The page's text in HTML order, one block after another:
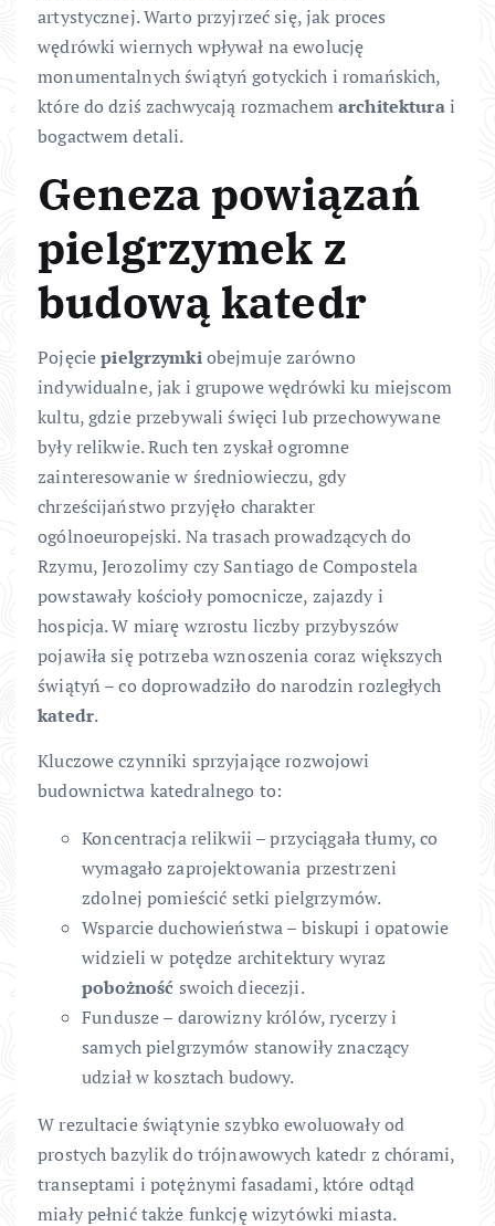
artystycznej. Warto przyjrzeć się, jak proces
wędrówki wiernych wpływał na ewolucję
monumentalnych świątyń gotyckich i romańskich,
które do dziś zachwycają rozmachemarchitekturai
bogactwem detali.
Geneza powiązań
pielgrzymek z
budową katedr
Pojęciepielgrzymkiobejmuje zarówno
indywidualne, jak i grupowe wędrówki ku miejscom
kultu, gdzie przebywali święci lub przechowywane
były relikwie. Ruch ten zyskał ogromne
zainteresowanie w średniowieczu, gdy
chrześcijaństwo przyjęło charakter
ogólnoeuropejski. Na trasach prowadzących do
Rzymu, Jerozolimy czy Santiago de Compostela
powstawały kościoły pomocnicze, zajazdy i
hospicja. W miarę wzrostu liczby przybyszów
pojawiła się potrzeba wznoszenia coraz większych
świątyń – co doprowadziło do narodzin rozległych
katedr.
Kluczowe czynniki sprzyjające rozwojowi
budownictwa katedralnego to:
Koncentracja relikwii – przyciągała tłumy, co
wymagało zaprojektowania przestrzeni
zdolnej pomieścić setki pielgrzymów.
Wsparcie duchowieństwa – biskupi i opatowie
widzieli w potędze architektury wyraz
pobożność swoich diecezji.
Fundusze – darowizny królów, rycerzy i
samych pielgrzymów stanowiły znaczący
udział w kosztach budowy.
W rezultacie świątynie szybko ewoluowały od
prostych bazylik do trójnawowych katedr z chórami,
transeptami i potężnymi fasadami, które odtąd
miały pełnić także funkcję wizytówki miasta.